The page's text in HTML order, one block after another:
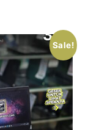
Sale!